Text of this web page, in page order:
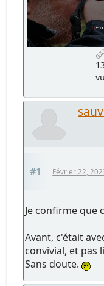
#1 Février 22,
Je confirme que
Avant, c'était
convivial, et pas
Sans doute.